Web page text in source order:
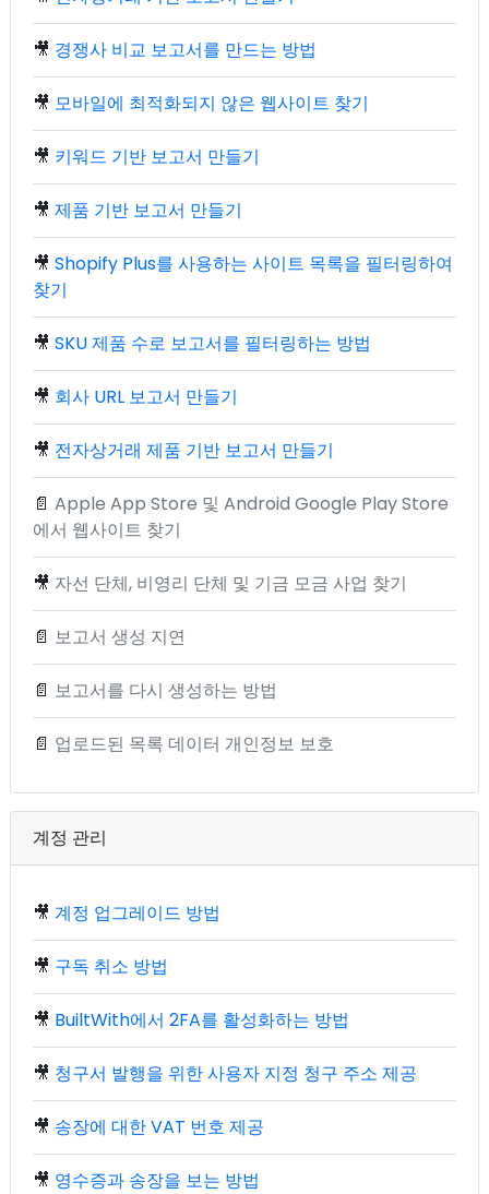
🎥 경쟁사 비교 보고서를 만드는 방법
🎥 모바일에 최적화되지 않은 웹사이트 찾기
🎥 키워드 기반 보고서 만들기
🎥 제품 기반 보고서 만들기
🎥 Shopify Plus를 사용하는 사이트 목록을 필터링하여
찾기
🎥 SKU 제품 수로 보고서를 필터링하는 방법
🎥 회사 URL 보고서 만들기
🎥 전자상거래 제품 기반 보고서 만들기
📄 Apple App Store 및 Android Google Play Store
에서 웹사이트 찾기
🎥 자선 단체, 비영리 단체 및 기금 모금 사업 찾기
📄 보고서 생성 지연
📄 보고서를 다시 생성하는 방법
📄 업로드된 목록 데이터 개인정보 보호
계정 관리
🎥 계정 업그레이드 방법
🎥 구독 취소 방법
🎥 BuiltWith에서 2FA를 활성화하는 방법
🎥 청구서 발행을 위한 사용자 지정 청구 주소 제공
🎥 송장에 대한 VAT 번호 제공
🎥 영수증과 송장을 보는 방법